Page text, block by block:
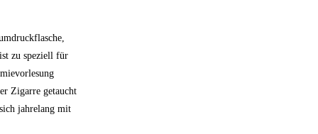
zu speziell für
Zigarre getaucht
jahrelang mit